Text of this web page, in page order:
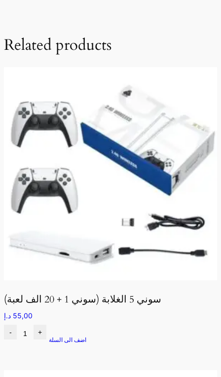
Related products
سوني 5 الغلابة (سوني 1 + 20 الف لعبة)
55,00 د.إ
- +
اضف الى السلة